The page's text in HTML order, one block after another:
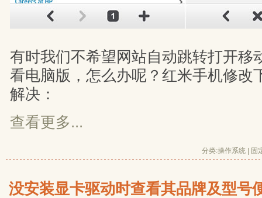
有时我们不希望网站自动跳转打开移
看电脑版，怎么办呢？红米手机修改
解决：
查看更多...
分类:操作系统 固
没安装显卡驱动时查看其品牌及型号